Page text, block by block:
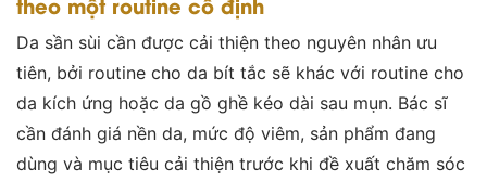
Da sần sùi cần được cải thiện theo nguyên nhân ưu
tiên, bởi routine cho da bít tắc sẽ khác với routine cho
da kích ứng hoặc da gồ ghề kéo dài sau mụn. Bác sĩ
cần đánh giá nền da, mức độ viêm, sản phẩm đang
dùng và mục tiêu cải thiện trước khi đề xuất chăm sóc